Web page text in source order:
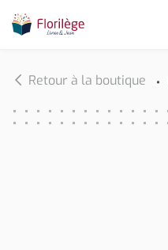
Retour à la boutique